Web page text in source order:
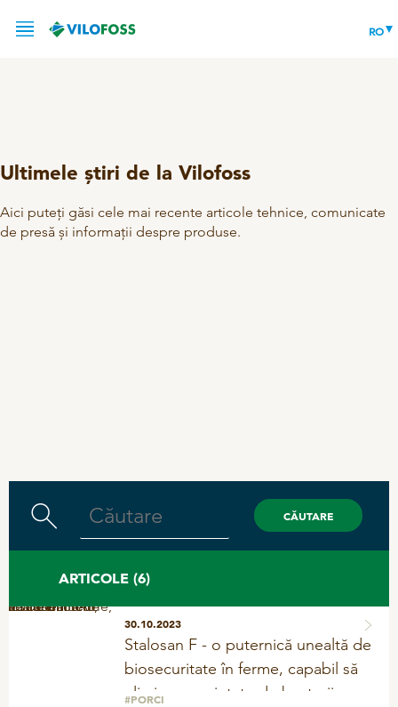
RO
PRODUSE
PORCI
Ajutor obstetric si de pornire
Rezolvarea problemelor
Vitamine si minerale
BOVINE
Produse de ingrijire
ȘTIRI
Ultimele știri de la Vilofoss
Aici puteți găsi cele mai recente articole tehnice, comunicate
de presă și informații despre produse.
ARTICOLE (6)
30.10.2023
Stalosan F - o puternică unealtă de
biosecuritate în ferme, capabil să
elimine o varietate de bacterii,
#PORCI